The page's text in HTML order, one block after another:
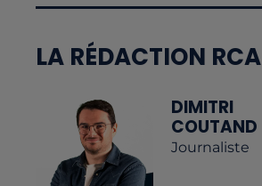
LA RÉDACTION RCA
DIMITRI
COUTAND
Journaliste